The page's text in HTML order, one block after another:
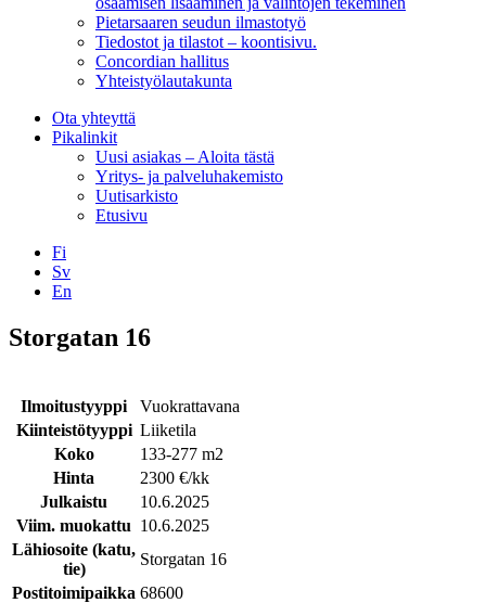
Pietarsaaren seudun ilmastotyö
Tiedostot ja tilastot – koontisivu.
Concordian hallitus
Yhteistyölautakunta
Ota yhteyttä
Pikalinkit
Uusi asiakas – Aloita tästä
Yritys- ja palveluhakemisto
Uutisarkisto
Etusivu
Fi
Sv
En
Facebook
Instagram
LinkedIN
YouTube
Storgatan 16
Ilmoitustyyppi
Vuokrattavana
Kiinteistötyyppi Liiketila
Koko
133-277 m2
Hinta
2300 €/kk
Julkaistu
10.6.2025
Viim. muokattu 10.6.2025
Lähiosoite (katu,
tie)
Storgatan 16
Postitoimipaikka 68600